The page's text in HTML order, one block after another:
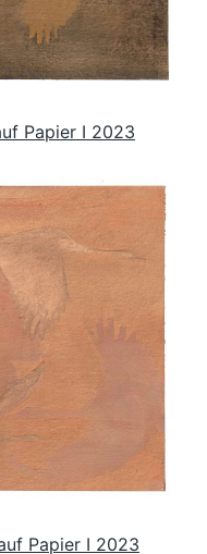
Papier I 2023
Papier I 2023